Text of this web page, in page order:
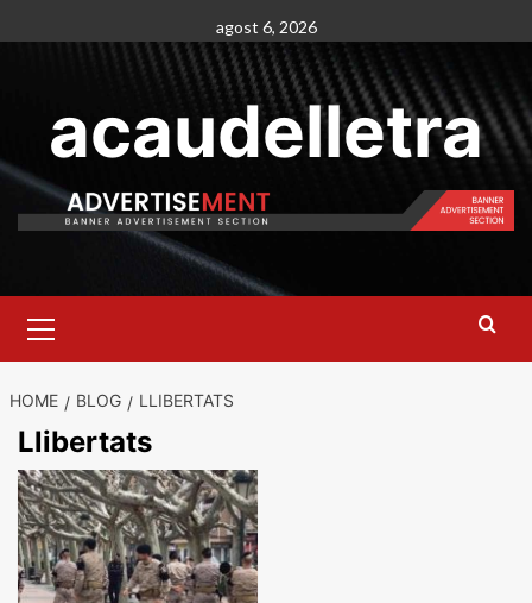
to
agost 6, 2026
acaudelletra
Menu
HOME BLOG LLIBERTATS
Llibertats